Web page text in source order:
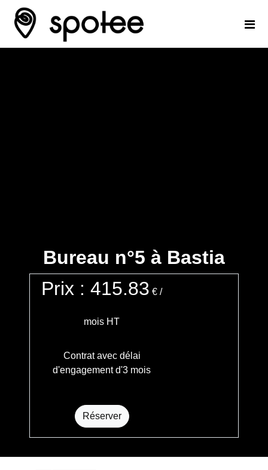
Bureau n°5 à Bastia
Prix : 415.83 € /
mois HT
Contrat avec délai
d'engagement d'3 mois
Réserver